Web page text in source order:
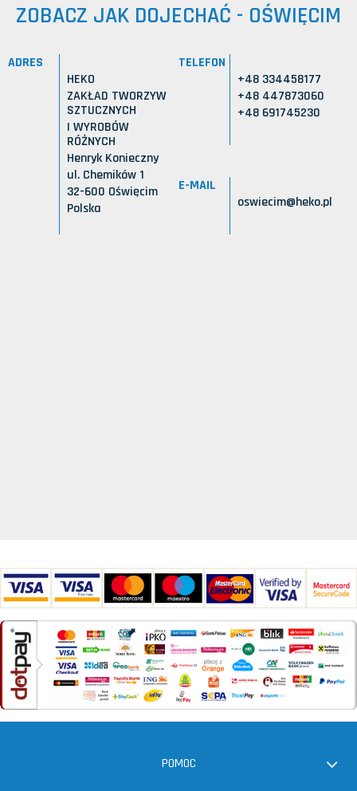
ZOBACZ JAK DOJECHAĆ - OŚWIĘCIM
ADRES
HEKO
ZAKŁAD TWORZYW
SZTUCZNYCH
I WYROBÓW
RÓŻNYCH
Henryk Konieczny
ul. Chemików 1
32-600 Oświęcim
Polska
TELEFON
+48 334458177
+48 447873060
+48 691745230
E-MAIL
oswiecim@heko.pl
POMOC